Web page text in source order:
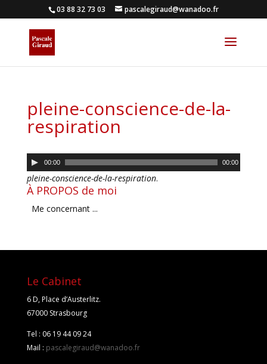
03 88 32 73 03 pascalegiraud@wanadoo.fr
pleine-conscience-de-la-
respiration
Lecteur
audio
00:00 00:00
pleine-conscience-de-la-respiration.
À PROPOS de moi
Me concernant ...
Le Cabinet
6 D, Place d’Austerlitz.
67000 Strasbourg
Tel : 06 19 44 09 24
Mail : pascalegiraud@wanadoo.fr